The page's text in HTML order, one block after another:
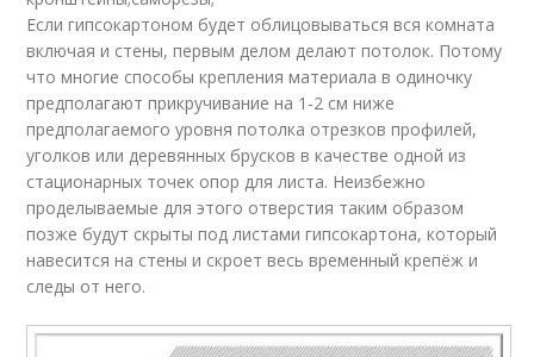
Если гипсокартоном будет облицовываться вся комната
включая и стены, первым делом делают потолок. Потому
что многие способы крепления материала в одиночку
предполагают прикручивание на 1-2 см ниже
предполагаемого уровня потолка отрезков профилей,
уголков или деревянных брусков в качестве одной из
стационарных точек опор для листа. Неизбежно
проделываемые для этого отверстия таким образом
позже будут скрыты под листами гипсокартона, который
навесится на стены и скроет весь временный крепёж и
следы от него.